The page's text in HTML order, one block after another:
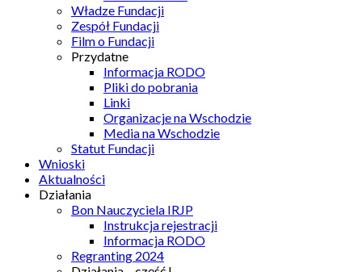
Władze Fundacji
Zespół Fundacji
Film o Fundacji
Przydatne
Informacja RODO
Pliki do pobrania
Linki
Organizacje na Wschodzie
Media na Wschodzie
Statut Fundacji
Wnioski
Aktualności
Działania
Bon Nauczyciela IRJP
Instrukcja rejestracji
Informacja RODO
Regranting 2024